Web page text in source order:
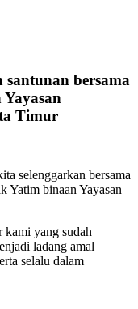
bersama
Timur
selenggarkan bersama
Yatim binaan Yayasan
kami yang sudah
ladang amal
selalu dalam